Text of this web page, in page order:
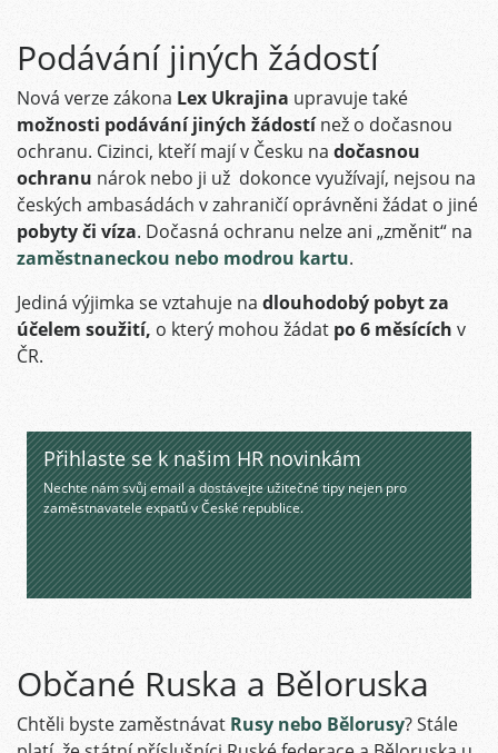
Podávání jiných žádostí
Nová verze zákona Lex Ukrajina upravuje také
možnosti podávání jiných žádostínež o dočasnou
ochranu. Cizinci, kteří mají v Česku na dočasnou
ochranu nárok nebo ji už dokonce využívají, nejsou na
českých ambasádách v zahraničí oprávněni žádat o jiné
pobyty či víza. Dočasná ochranu nelze ani „změnit“ na
zaměstnaneckou nebo modrou kartu.
Jediná výjimka se vztahuje na dlouhodobý pobyt za
účelem soužití, o který mohou žádat po6 měsících v
ČR.
Přihlaste se k našim HR novinkám
Nechte nám svůj email a dostávejte užitečné tipy nejen pro
zaměstnavatele expatů v České republice.
Občané Ruska a Běloruska
Chtěli byste zaměstnávat Rusy nebo Bělorusy? Stále